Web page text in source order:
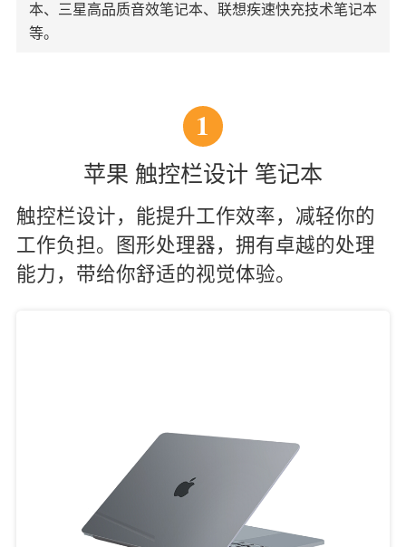
本、三星高品质音效笔记本、联想疾速快充技术笔记本
等。
1
苹果 触控栏设计 笔记本
触控栏设计，能提升工作效率，减轻你的
工作负担。图形处理器，拥有卓越的处理
能力，带给你舒适的视觉体验。